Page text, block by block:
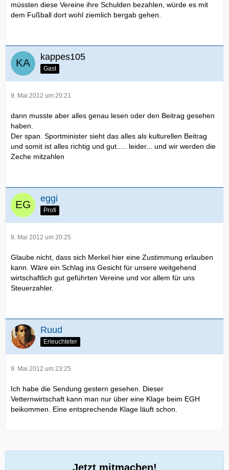
müssten diese Vereine ihre Schulden bezahlen, würde es mit
dem Fußball dort wohl ziemlich bergab gehen.
kappes105
Gast
9. Mai 2012 um 20:21
dann musste aber alles genau lesen oder den Beitrag gesehen
haben.
Der span. Sportminister sieht das alles als kulturellen Beitrag
und somit ist alles richtig und gut..... leider... und wir werden die
Zeche mitzahlen
eggi
Profi
9. Mai 2012 um 20:25
Glaube nicht, dass sich Merkel hier eine Zustimmung erlauben
kann. Wäre ein Schlag ins Gesicht für unsere weitgehend
wirtschaftlich gut geführten Vereine und vor allem für uns
Steuerzahler.
Ruud
Erleuchteter
9. Mai 2012 um 23:25
Ich habe die Sendung gestern gesehen. Dieser
Vetternwirtschaft kann man nur über eine Klage beim EGH
beikommen. Eine entsprechende Klage läuft schon.
Jetzt mitmachen!